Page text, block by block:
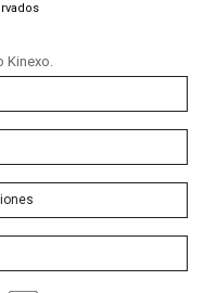
Kinexo.